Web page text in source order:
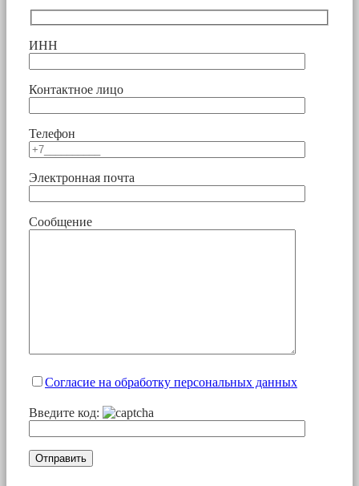
ИНН
Контактное лицо
Телефон
Электронная почта
Сообщение
Согласие на обработку персональных данных
Введите код: